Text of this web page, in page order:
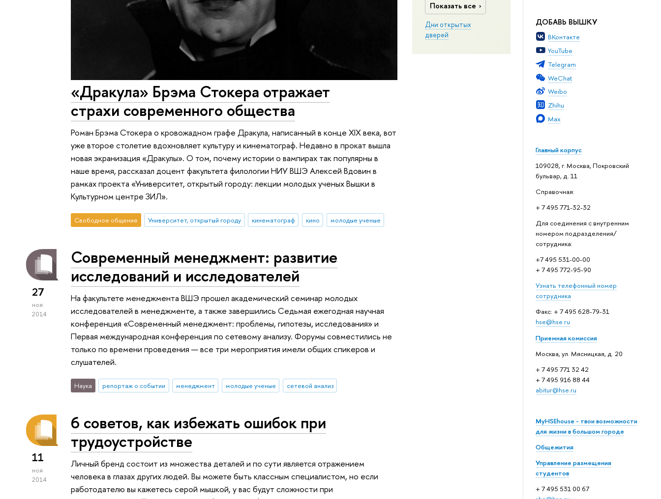
ДОБАВЬ ВЫШКУ
ВКонтакте
YouTube
Telegram
WeChat
Weibo
Zhihu
Max
Главный корпус
109028, г. Москва, Покровский
бульвар, д. 11
Справочная:
+ 7 495 771-32-32
Для соединения с внутренним
номером подразделения/
сотрудника:
+7 495 531-00-00
+ 7 495 772-95-90
Узнать телефонный номер
сотрудника
Факс: + 7 495 628-79-31
hse@hse.ru
Приемная комиссия
Москва, ул. Мясницкая, д. 20
+ 7 495 771 32 42
+ 7 495 916 88 44
abitur@hse.ru
MyHSEhouse - твои возможности
для жизни в большом городе
Общежития
Управление размещения
студентов
+ 7 495 531 00 67
Показать все
Дни открытых
дверей
«Дракула» Брэма Стокера отражает
страхи современного общества
Роман Брэма Стокера о кровожадном графе Дракула, написанный в конце XIX века, вот
уже второе столетие вдохновляет культуру и кинематограф. Недавно в прокат вышла
новая экранизация «Дракулы». О том, почему истории о вампирах так популярны в
наше время, рассказал доцент факультета филологии НИУ ВШЭ Алексей Вдовин в
рамках проекта «Университет, открытый городу: лекции молодых ученых Вышки в
Культурном центре ЗИЛ».
Свободное общение Университет, открытый городу кинематограф кино молодые ученые
27
ноя
2014
Современный менеджмент: развитие
исследований и исследователей
На факультете менеджмента ВШЭ прошел академический семинар молодых
исследователей в менеджменте, а также завершились Седьмая ежегодная научная
конференция «Современный менеджмент: проблемы, гипотезы, исследования» и
Первая международная конференция по сетевому анализу. Форумы совместились не
только по времени проведения — все три мероприятия имели общих спикеров и
слушателей.
Наука репортаж о событии менеджмент молодые ученые сетевой анализ
11
ноя
2014
6 советов, как избежать ошибок при
трудоустройстве
Личный бренд состоит из множества деталей и по сути является отражением
человека в глазах других людей. Вы можете быть классным специалистом, но если
работодателю вы кажетесь серой мышкой, у вас будут сложности при